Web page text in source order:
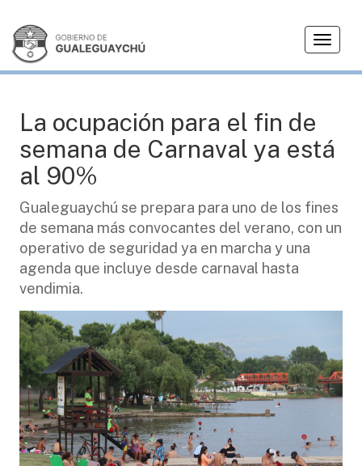
T
g
n
i
a
n
TURISMO
La ocupación para el fin de
semana de Carnaval ya está
al 90%
Gualeguaychú se prepara para uno de los fines
de semana más convocantes del verano, con un
operativo de seguridad ya en marcha y una
agenda que incluye desde carnaval hasta
vendimia.